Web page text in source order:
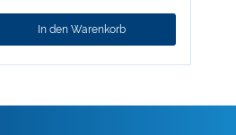
In den Warenkorb